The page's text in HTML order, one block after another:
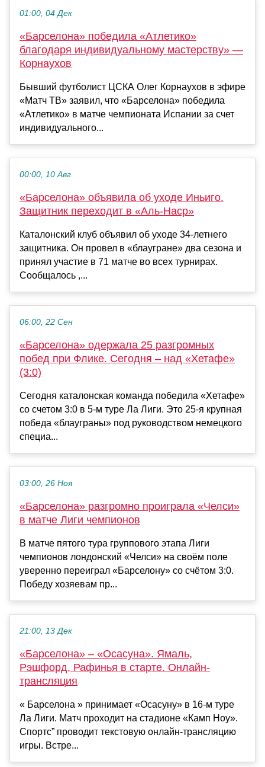
01:00, 04 Дек
«Барселона» победила «Атлетико»
благодаря индивидуальному мастерству» —
Корнаухов
Бывший футболист ЦСКА Олег Корнаухов в эфире
«Матч ТВ» заявил, что «Барселона» победила
«Атлетико» в матче чемпионата Испании за счет
индивидуального...
00:00, 10 Авг
«Барселона» объявила об уходе Иньиго.
Защитник переходит в «Аль-Наср»
Каталонский клуб объявил об уходе 34-летнего
защитника. Он провел в «блаугране» два сезона и
принял участие в 71 матче во всех турнирах.
Сообщалось ,...
06:00, 22 Сен
«Барселона» одержала 25 разгромных
побед при Флике. Сегодня – над «Хетафе»
(3:0)
Сегодня каталонская команда победила «Хетафе»
со счетом 3:0 в 5-м туре Ла Лиги. Это 25-я крупная
победа «блауграны» под руководством немецкого
специа...
03:00, 26 Ноя
«Барселона» разгромно проиграла «Челси»
в матче Лиги чемпионов
В матче пятого тура группового этапа Лиги
чемпионов лондонский «Челси» на своём поле
уверенно переиграл «Барселону» со счётом 3:0.
Победу хозяевам пр...
21:00, 13 Дек
«Барселона» – «Осасуна». Ямаль,
Рэшфорд, Рафинья в старте. Онлайн-
трансляция
« Барселона » принимает «Осасуну» в 16-м туре
Ла Лиги. Матч проходит на стадионе «Камп Ноу».
Спортс” проводит текстовую онлайн-трансляцию
игры. Встре...